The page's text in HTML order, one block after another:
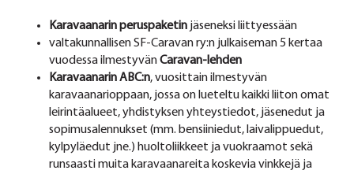
Karavaanarin peruspaketin jäseneksi liittyessään
valtakunnallisen SF-Caravan ry:n julkaiseman 5 kertaa
vuodessa ilmestyvänCaravan-lehden
Karavaanarin ABC:n, vuosittain ilmestyvän
karavaanarioppaan, jossa on lueteltu kaikki liiton omat
leirintäalueet, yhdistyksen yhteystiedot, jäsenedut ja
sopimusalennukset (mm. bensiiniedut, laivalippuedut,
kylpyläedut jne.) huoltoliikkeet ja vuokraamot sekä
runsaasti muita karavaanareita koskevia vinkkejä ja